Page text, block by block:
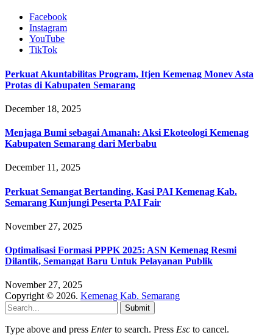
Facebook
Instagram
YouTube
TikTok
Perkuat Akuntabilitas Program, Itjen Kemenag Monev Asta
Protas di Kabupaten Semarang
December 18, 2025
Menjaga Bumi sebagai Amanah: Aksi Ekoteologi Kemenag
Kabupaten Semarang dari Merbabu
December 11, 2025
Perkuat Semangat Bertanding, Kasi PAI Kemenag Kab.
Semarang Kunjungi Peserta PAI Fair
November 27, 2025
Optimalisasi Formasi PPPK 2025: ASN Kemenag Resmi
Dilantik, Semangat Baru Untuk Pelayanan Publik
November 27, 2025
Copyright © 2026. Kemenag Kab. Semarang
Submit
Type above and press Enterto search. Press Esc to cancel.